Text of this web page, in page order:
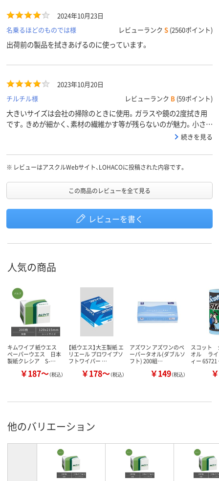
2024年10月23日
名乗るほどのものでは様
レビューランク S (2560ポイント)
出荷前の製品を拭きあげるのに使っています。
2023年10月20日
チルチル様
レビューランク B (59ポイント)
大きいサイズは会社の掃除のときに使用。ガラスや鏡の2度拭き用
です。きめが細かく、素材の繊維かす等が残らないのが魅力。小さい
続きを見る
※ レビューはアスクルWebサイト、LOHACOに投稿された内容です。
この商品のレビューを全て見る
レビューを書く
人気の商品
キムワイプ 紙ウエス
ペーパーウエス 日本
製紙クレシア S-…
￥187～（税込）
【紙ウエス】大王製紙 エ
リエール プロワイプソ
フトワイパー …
￥178～（税込）
アズワン アズワンのペ
ーパータオル(ダブルソ
フト) 200組…
￥149（税込）
スコット
オル ライ
ィー
他のバリエーション